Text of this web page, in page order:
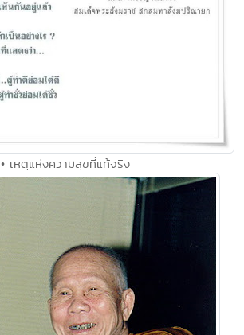
• เหตุแห่งความสุขที่แท้จริง